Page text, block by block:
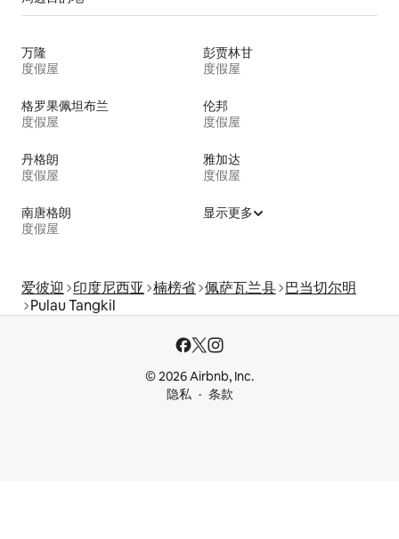
万隆
度假屋
彭贾林甘
度假屋
格罗果佩坦布兰
度假屋
伦邦
度假屋
丹格朗
度假屋
雅加达
度假屋
南唐格朗
度假屋
显示更多
爱彼迎 印度尼西亚 楠榜省 佩萨瓦兰县 巴当切尔明
Pulau Tangkil
© 2026 Airbnb, Inc.
隐私
条款